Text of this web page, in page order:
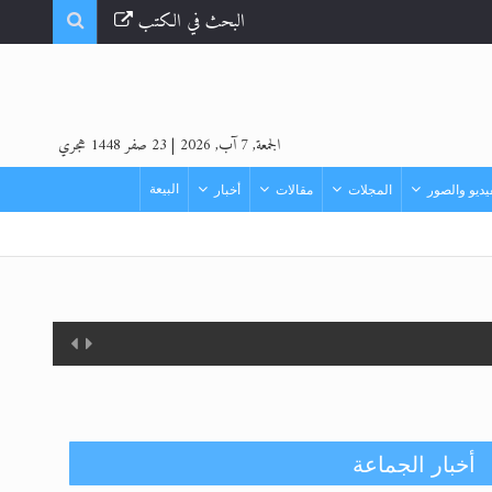
البحث في الكتب
الجمعة, 7 آب, 2026 | 23 صفر 1448 هجري
والصور المجلات مقالات أخبار البيعة
أخبار الجماعة